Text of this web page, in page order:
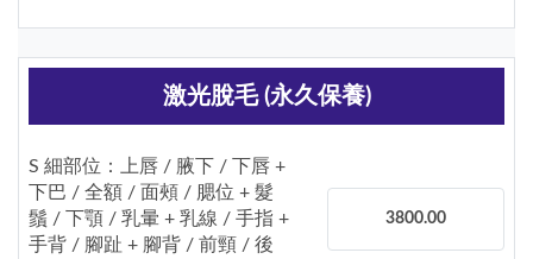
激光脫毛 (永久保養)
S 細部位：上唇 / 腋下 / 下唇 +
下巴 / 全額 / 面頰 / 腮位 + 髮
鬚 / 下顎 / 乳暈 + 乳線 / 手指 +
手背 / 腳趾 + 腳背 / 前頸 / 後
3800.00